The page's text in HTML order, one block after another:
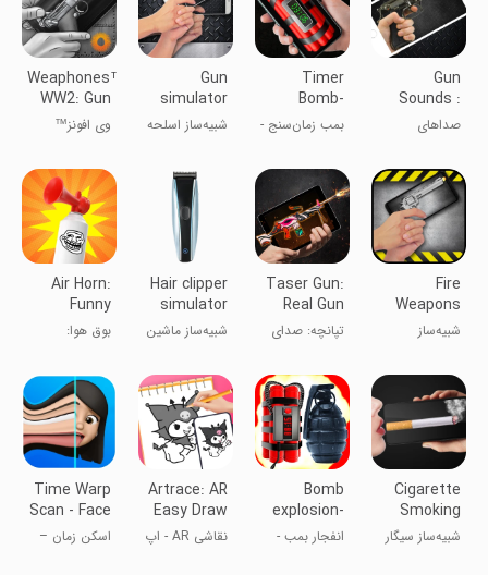
Gun
Sounds :
Gun
Simulator
صداهای
اسلحه
Timer
Bomb-
Crack
Screen
بمب زمان‌سنج -
صفحه
Gun
simulator
شبیه‌ساز اسلحه
Weaphones™
WW2: Gun
Sim Free
وی افونز™
تفنگ رایگان
Fire
Weapons
Simulator
شبیه‌ساز
Taser Gun:
Real Gun
Sound
تپانچه: صدای
Hair clipper
simulator
شبیه‌ساز ماشین
Air Horn:
Funny
Prank
Sounds
بوق هوا:
خنده‌دار
Cigarette
Smoking
Simulator
شبیه‌ساز سیگار
Bomb
explosion-
Broken
screen
انفجار بمب -
Artrace: AR
Easy Draw
& Sketchنقاشی AR - اپ
Time Warp
Scan - Face
Scanner
اسکن زمان –